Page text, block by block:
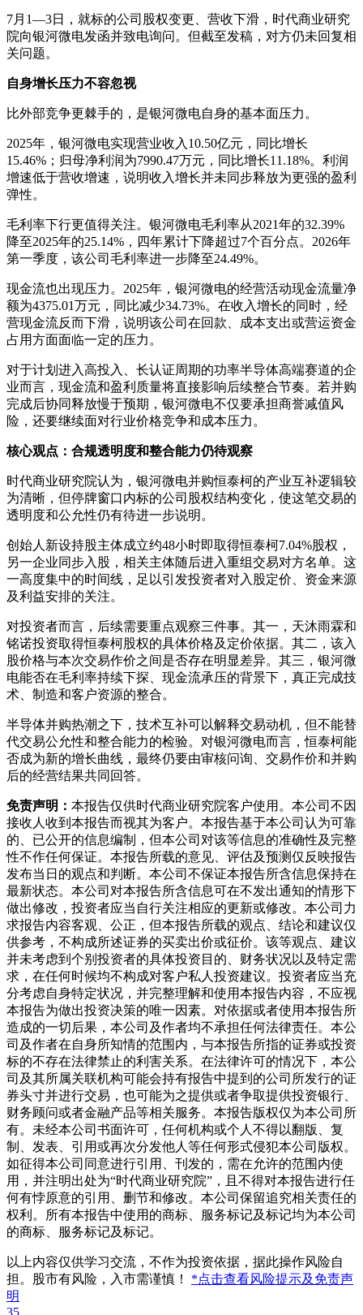
7月1—3日，就标的公司股权变更、营收下滑，时代商业研究
院向银河微电发函并致电询问。但截至发稿，对方仍未回复相
关问题。
自身增长压力不容忽视
比外部竞争更棘手的，是银河微电自身的基本面压力。
2025年，银河微电实现营业收入10.50亿元，同比增长
15.46%；归母净利润为7990.47万元，同比增长11.18%。利润
增速低于营收增速，说明收入增长并未同步释放为更强的盈利
弹性。
毛利率下行更值得关注。银河微电毛利率从2021年的32.39%
降至2025年的25.14%，四年累计下降超过7个百分点。2026年
第一季度，该公司毛利率进一步降至24.49%。
现金流也出现压力。2025年，银河微电的经营活动现金流量净
额为4375.01万元，同比减少34.73%。在收入增长的同时，经
营现金流反而下滑，说明该公司在回款、成本支出或营运资金
占用方面面临一定的压力。
对于计划进入高投入、长认证周期的功率半导体高端赛道的企
业而言，现金流和盈利质量将直接影响后续整合节奏。若并购
完成后协同释放慢于预期，银河微电不仅要承担商誉减值风
险，还要继续面对行业价格竞争和成本压力。
核心观点：合规透明度和整合能力仍待观察
时代商业研究院认为，银河微电并购恒泰柯的产业互补逻辑较
为清晰，但停牌窗口内标的公司股权结构变化，使这笔交易的
透明度和公允性仍有待进一步说明。
创始人新设持股主体成立约48小时即取得恒泰柯7.04%股权，
另一企业同步入股，相关主体随后进入重组交易对方名单。这
一高度集中的时间线，足以引发投资者对入股定价、资金来源
及利益安排的关注。
对投资者而言，后续需要重点观察三件事。其一，天沐雨霖和
铭诺投资取得恒泰柯股权的具体价格及定价依据。其二，该入
股价格与本次交易作价之间是否存在明显差异。其三，银河微
电能否在毛利率持续下探、现金流承压的背景下，真正完成技
术、制造和客户资源的整合。
半导体并购热潮之下，技术互补可以解释交易动机，但不能替
代交易公允性和整合能力的检验。对银河微电而言，恒泰柯能
否成为新的增长曲线，最终仍要由审核问询、交易作价和并购
后的经营结果共同回答。
免责声明： 本报告仅供时代商业研究院客户使用。本公司不因
接收人收到本报告而视其为客户。本报告基于本公司认为可靠
的、已公开的信息编制，但本公司对该等信息的准确性及完整
性不作任何保证。本报告所载的意见、评估及预测仅反映报告
发布当日的观点和判断。本公司不保证本报告所含信息保持在
最新状态。本公司对本报告所含信息可在不发出通知的情形下
做出修改，投资者应当自行关注相应的更新或修改。本公司力
求报告内容客观、公正，但本报告所载的观点、结论和建议仅
供参考，不构成所述证券的买卖出价或征价。该等观点、建议
并未考虑到个别投资者的具体投资目的、财务状况以及特定需
求，在任何时候均不构成对客户私人投资建议。投资者应当充
分考虑自身特定状况，并完整理解和使用本报告内容，不应视
本报告为做出投资决策的唯一因素。对依据或者使用本报告所
造成的一切后果，本公司及作者均不承担任何法律责任。本公
司及作者在自身所知情的范围内，与本报告所指的证券或投资
标的不存在法律禁止的利害关系。在法律许可的情况下，本公
司及其所属关联机构可能会持有报告中提到的公司所发行的证
券头寸并进行交易，也可能为之提供或者争取提供投资银行、
财务顾问或者金融产品等相关服务。本报告版权仅为本公司所
有。未经本公司书面许可，任何机构或个人不得以翻版、复
制、发表、引用或再次分发他人等任何形式侵犯本公司版权。
如征得本公司同意进行引用、刊发的，需在允许的范围内使
用，并注明出处为“时代商业研究院”，且不得对本报告进行任
何有悖原意的引用、删节和修改。本公司保留追究相关责任的
权利。所有本报告中使用的商标、服务标记及标记均为本公司
的商标、服务标记及标记。
以上内容仅供学习交流，不作为投资依据，据此操作风险自
担。股市有风险，入市需谨慎！ *点击查看风险提示及免责声
明